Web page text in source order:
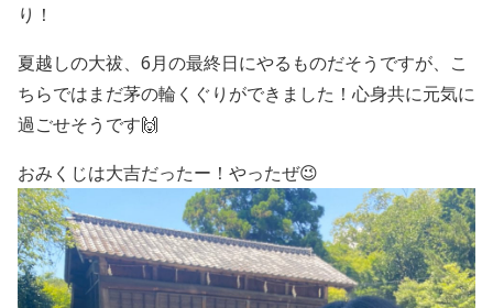
り！
夏越しの大祓、6月の最終日にやるものだそうですが、こ
ちらではまだ茅の輪くぐりができました！心身共に元気に
過ごせそうです🙌
おみくじは大吉だったー！やったぜ😉